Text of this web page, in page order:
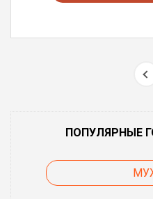
ПОПУЛЯРНЫЕ